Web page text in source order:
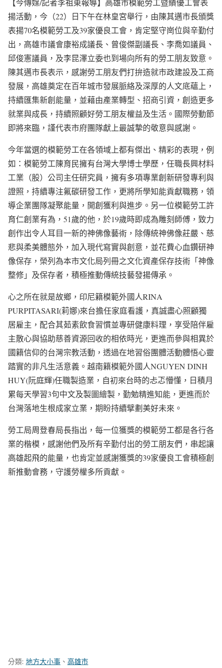
【今傳媒/記者李祖東報導】高雄市模範勞工暨績優工會表
揚活動，今（22）日下午在林皇宮舉行，由陳其邁市長頒獎
表揚70名模範勞工及39家優良工會，肯定堅守崗位與辛勤付
出，高雄市議會康裕成議長、曾俊傑副議長、李喬如議員、
邱俊憲議員，及李昆澤立委也到場向所有的勞工朋友致意。
陳其邁市長表示，感謝勞工朋友們打拚造就市政建設及工商
發展，高雄奠定在百年城市發展脈絡及深厚的人文底蘊上，
持續匯集新創能量，並藉由產業轉型、招商引資，創造更多
就業與成長，持續照顧好勞工朋友權益及生活。國際勞動節
即將來臨，謹代表市府團隊獻上最誠摯的敬意與感謝。
今年當選的模範勞工在各領域上都有傑出、精彩的表現，例
如：模範勞工陳育民擁有台灣大學博士學歷，任職長興材料
工業（股）公司主任研究員，擁有多項專業創新研發專利與
證照，持續專注氟碳研發工作，更將所學知能貢獻職務，領
導企業團隊凝聚能量，開創獲利與進步。另一位模範勞工許
育仁創業有為，51歲的他，於19歲時即成為雕刻師傅，致力
創作出令人耳目一新的神佛像藝術，除傳統神佛像莊嚴、慈
悲與柔美體態外，加入現代寫實與創意，並花費心血鑽研神
像保存，榮列為本市文化局列冊之文化資產保存技術「神像
整修」及保存者，積極推動傳統技藝發揚傳承。
心之所在就是故鄉，印尼籍模範外國人RINA
PURPITASARI(莉娜)來台擔任家庭看護，真誠盡心照顧獨
居雇主，配合其茹素飲食習慣並專研健康料理，享受陪伴雇
主散心與協助慈善資源回收的相依時光，更進而參與相異於
國籍信仰的台灣宗教活動，透過在地習俗團體活動體悟心靈
踏實的非凡生活意義。越南籍模範外國人NGUYEN DINH
HUY(阮庭輝)任職製造業，自初來台時的忐忑懵懂，日積月
累每天學習3句中文及製圖繪製，勤勉精進知能，更進而於
台灣落地生根成家立業，期盼持續擘劃美好未來。
勞工局周登春局長指出，每一位獲獎的模範勞工都是各行各
業的楷模，感謝他們及所有辛勤付出的勞工朋友們，串起讓
高雄起飛的能量，也肯定並感謝獲獎的39家優良工會積極創
新推動會務，守護勞權多所貢獻。
分類: 地方大小事 、 高雄市